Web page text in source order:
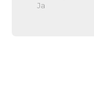
Ja